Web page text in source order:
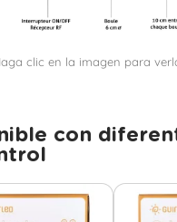
clic en la imagen para
con